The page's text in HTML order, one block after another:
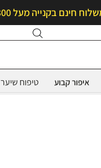
חינם בקנייה מעל 300 ש"ח
Products
איפור קבוע טיפוח שיער